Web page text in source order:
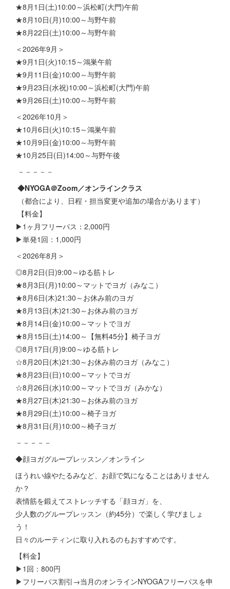
★8月1日(土)10:00～浜松町(大門)午前
★8月10日(月)10:00～与野午前
★8月22日(土)10:00～与野午前
＜2026年9月＞
★9月1日(火)10:15～鴻巣午前
★9月11日(金)10:00～与野午前
★9月23日(水祝)10:00～浜松町(大門)午前
★9月26日(土)10:00～与野午前
＜2026年10月＞
★10月6日(火)10:15～鴻巣午前
★10月9日(金)10:00～与野午前
★10月25日(日)14:00～与野午後
－－－－－
◆NYOGA＠Zoom／オンラインクラス
（都合により、日程・担当変更や追加の場合があります）
【料金】
▶1ヶ月フリーパス：2,000円
▶単発1回：1,000円
＜2026年8月＞
◎8月2日(日)9:00～ゆる筋トレ
★8月3日(月)10:00～マットでヨガ（みなこ）
★8月6日(木)21:30～お休み前のヨガ
★8月13日(木)21:30～お休み前のヨガ
★8月14日(金)10:00～マットでヨガ
★8月15日(土)14:00～【無料45分】椅子ヨガ
◎8月17日(月)9:00～ゆる筋トレ
☆8月20日(木)21:30～お休み前のヨガ（みなこ）
★8月23日(日)10:00～マットでヨガ
☆8月26日(水)10:00～マットでヨガ（みかな）
★8月27日(木)21:30～お休み前のヨガ
★8月29日(土)10:00～椅子ヨガ
★8月31日(月)10:00～椅子ヨガ
－－－－－
◆顔ヨガグループレッスン／オンライン
ほうれい線やたるみなど、お顔で気になることはありません
か？
表情筋を鍛えてストレッチする「顔ヨガ」を、
少人数のグループレッスン（約45分）で楽しく学びましょ
う！
日々のルーティンに取り入れるのもおすすめです。
【料金】
▶1回：800円
▶フリーパス割引→当月のオンラインNYOGAフリーパスを申